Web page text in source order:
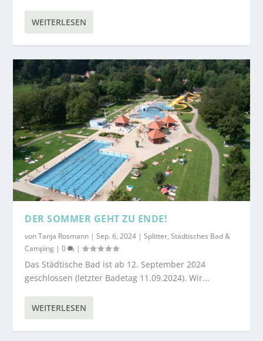
WEITERLESEN
DER SOMMER GEHT ZU ENDE!
vonTanja Rosmann |Sep. 6, 2024 |Splitter,Städtisches Bad &
Camping |0 |
Das Städtische Bad ist ab 12. September 2024
geschlossen (letzter Badetag 11.09.2024). Wir...
WEITERLESEN